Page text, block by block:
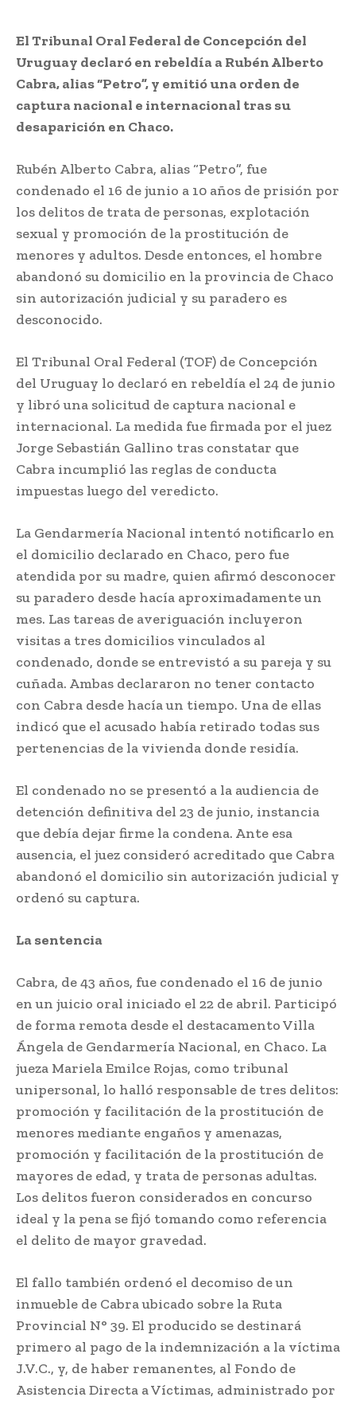
El Tribunal Oral Federal de Concepción del
Uruguay declaró en rebeldía a Rubén Alberto
Cabra, alias “Petro”, y emitió una orden de
captura nacional e internacional tras su
desaparición en Chaco.
Rubén Alberto Cabra, alias “Petro”, fue
condenado el 16 de junio a 10 años de prisión por
los delitos de trata de personas, explotación
sexual y promoción de la prostitución de
menores y adultos. Desde entonces, el hombre
abandonó su domicilio en la provincia de Chaco
sin autorización judicial y su paradero es
desconocido.
El Tribunal Oral Federal (TOF) de Concepción
del Uruguay lo declaró en rebeldía el 24 de junio
y libró una solicitud de captura nacional e
internacional. La medida fue firmada por el juez
Jorge Sebastián Gallino tras constatar que
Cabra incumplió las reglas de conducta
impuestas luego del veredicto.
La Gendarmería Nacional intentó notificarlo en
el domicilio declarado en Chaco, pero fue
atendida por su madre, quien afirmó desconocer
su paradero desde hacía aproximadamente un
mes. Las tareas de averiguación incluyeron
visitas a tres domicilios vinculados al
condenado, donde se entrevistó a su pareja y su
cuñada. Ambas declararon no tener contacto
con Cabra desde hacía un tiempo. Una de ellas
indicó que el acusado había retirado todas sus
pertenencias de la vivienda donde residía.
El condenado no se presentó a la audiencia de
detención definitiva del 23 de junio, instancia
que debía dejar firme la condena. Ante esa
ausencia, el juez consideró acreditado que Cabra
abandonó el domicilio sin autorización judicial y
ordenó su captura.
La sentencia
Cabra, de 43 años, fue condenado el 16 de junio
en un juicio oral iniciado el 22 de abril. Participó
de forma remota desde el destacamento Villa
Ángela de Gendarmería Nacional, en Chaco. La
jueza Mariela Emilce Rojas, como tribunal
unipersonal, lo halló responsable de tres delitos:
promoción y facilitación de la prostitución de
menores mediante engaños y amenazas,
promoción y facilitación de la prostitución de
mayores de edad, y trata de personas adultas.
Los delitos fueron considerados en concurso
ideal y la pena se fijó tomando como referencia
el delito de mayor gravedad.
El fallo también ordenó el decomiso de un
inmueble de Cabra ubicado sobre la Ruta
Provincial N° 39. El producido se destinará
primero al pago de la indemnización a la víctima
J.V.C., y, de haber remanentes, al Fondo de
Asistencia Directa a Víctimas, administrado por